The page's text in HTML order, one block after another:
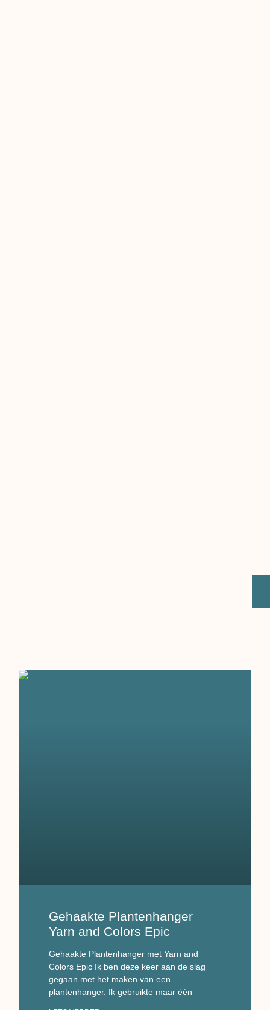
Gehaakte Plantenhanger
Yarn and Colors Epic
Gehaakte Plantenhanger met Yarn and
Colors Epic Ik ben deze keer aan de slag
gegaan met het maken van een
plantenhanger. Ik gebruikte maar één